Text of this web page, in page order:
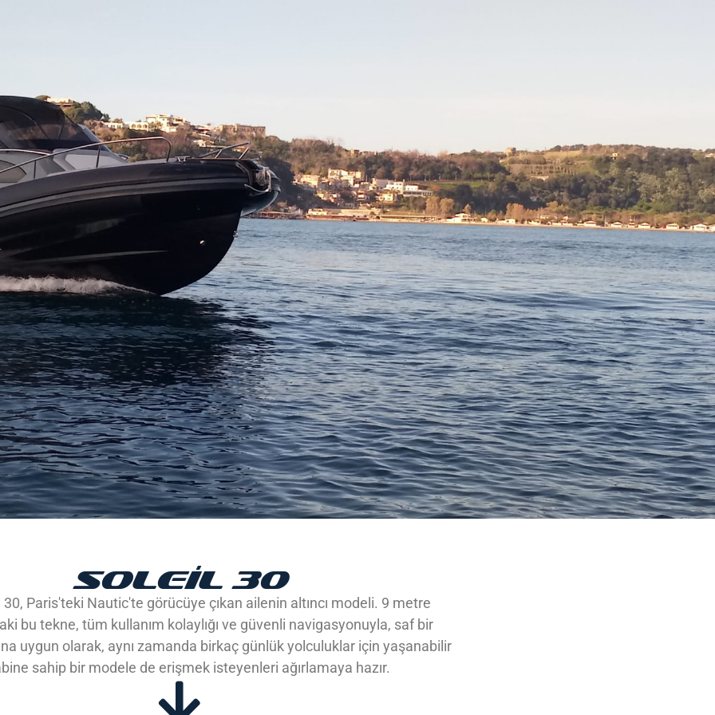
SOLEIL 30
Paris'teki Nautic'te görücüye çıkan ailenin altıncı modeli. 9 metre
bu tekne, tüm kullanım kolaylığı ve güvenli navigasyonuyla, saf bir
uygun olarak, aynı zamanda birkaç günlük yolculuklar için yaşanabilir
sahip bir modele de erişmek isteyenleri ağırlamaya hazır.